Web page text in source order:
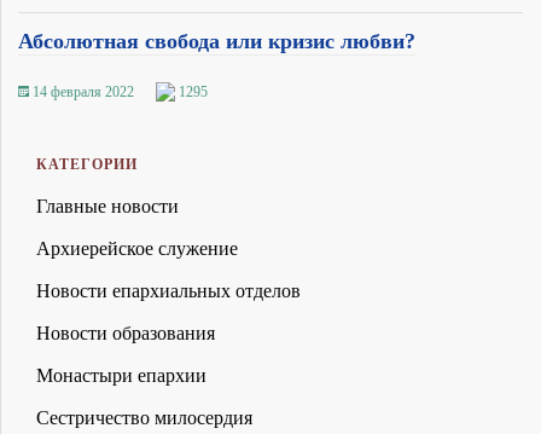
Абсолютная свобода или кризис любви?
14 февраля 2022 1295
КАТЕГОРИИ
Главные новости
Архиерейское служение
Новости епархиальных отделов
Новости образования
Монастыри епархии
Сестричество милосердия